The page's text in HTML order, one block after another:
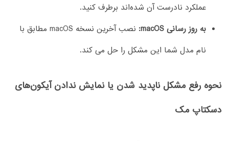
عملکرد نادرست آن شده‌اند برطرف کنید.
به روز رسانی macOS:
نصب آخرین نسخه macOS مطابق با
نام مدل شما این مشکل را حل می کند.
نحوه رفع مشکل ناپدید شدن یا نمایش ندادن آیکون‌های
دسکتاپ مک